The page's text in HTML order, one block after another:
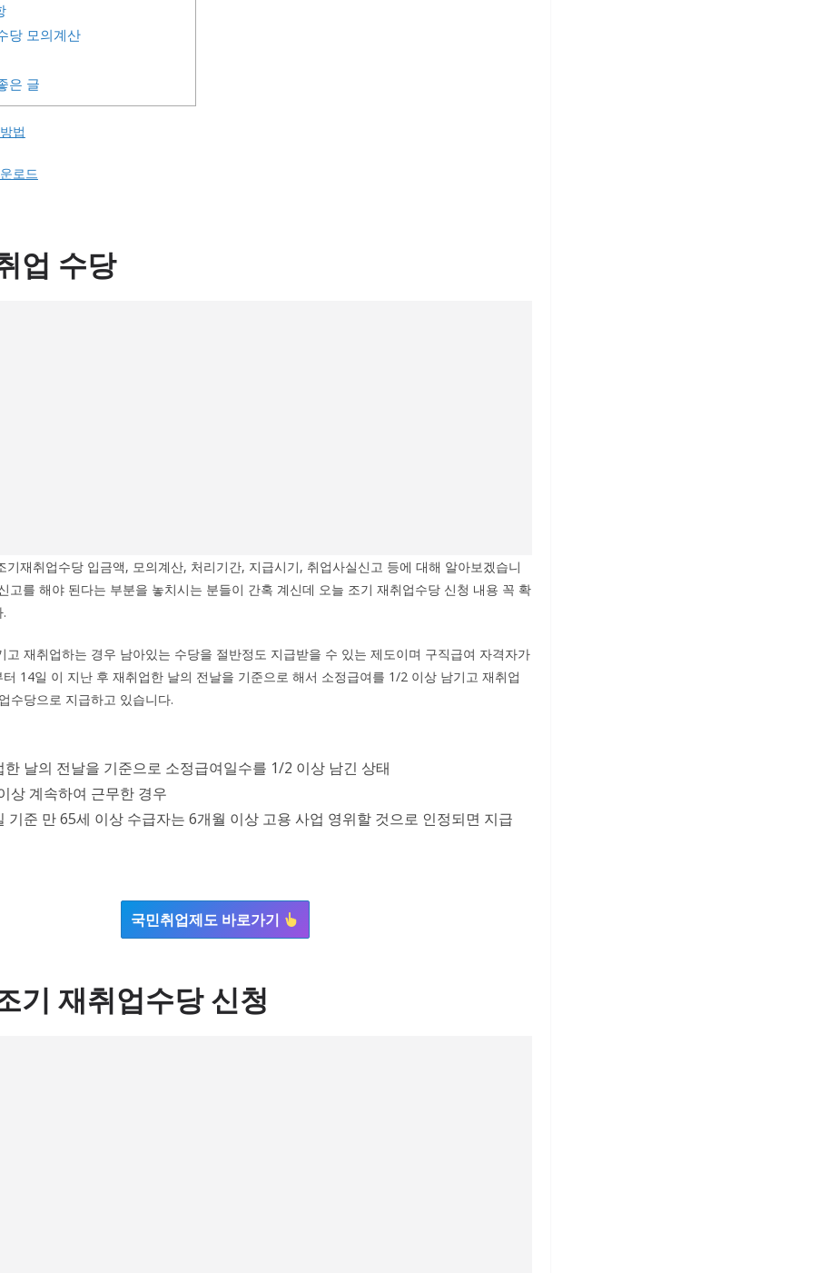
당 모의계산
은 글
법
로드
업 수당
기재취업수당 입금액, 모의계산, 처리기간, 지급시기, 취업사실신고 등에 대해 알아보겠습니
고를 해야 된다는 부분을 놓치시는 분들이 간혹 계신데 오늘 조기 재취업수당 신청 내용 꼭 확
고 재취업하는 경우 남아있는 수당을 절반정도 지급받을 수 있는 제도이며 구직급여 자격자가
14일 이 지난 후 재취업한 날의 전날을 기준으로 해서 소정급여를 1/2 이상 남기고 재취업
수당으로 지급하고 있습니다.
한 날의 전날을 기준으로 소정급여일수를 1/2 이상 남긴 상태
상 계속하여 근무한 경우
기준 만 65세 이상 수급자는 6개월 이상 고용 사업 영위할 것으로 인정되면 지급
국민취업제도 바로가기
기 재취업수당 신청